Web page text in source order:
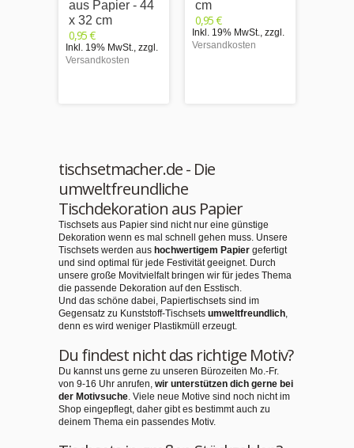
aus Papier - 44
x 32 cm
0,95 €
Inkl. 19% MwSt., zzgl.
Versandkosten
cm
0,95 €
Inkl. 19% MwSt., zzgl.
Versandkosten
tischsetmacher.de - Die
umweltfreundliche
Tischdekoration aus Papier
Tischsets aus Papier sind nicht nur eine günstige
Dekoration wenn es mal schnell gehen muss. Unsere
Tischsets werden aus hochwertigem Papier gefertigt
und sind optimal für jede Festivität geeignet. Durch
unsere große Movitvielfalt bringen wir für jedes Thema
die passende Dekoration auf den Esstisch.
Und das schöne dabei, Papiertischsets sind im
Gegensatz zu Kunststoff-Tischsets umweltfreundlich,
denn es wird weniger Plastikmüll erzeugt.
Du findest nicht das richtige Motiv?
Du kannst uns gerne zu unseren Bürozeiten Mo.-Fr.
von 9-16 Uhr anrufen, wir unterstützen dich gerne bei
der Motivsuche. Viele neue Motive sind noch nicht im
Shop eingepflegt, daher gibt es bestimmt auch zu
deinem Thema ein passendes Motiv.